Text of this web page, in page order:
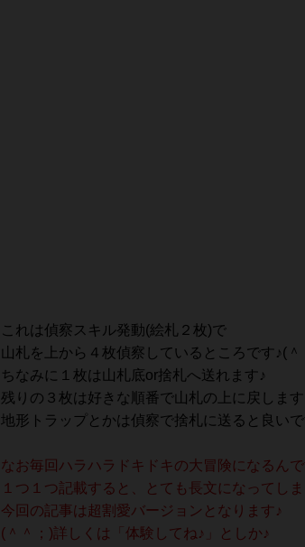
これは偵察スキル発動(絵札２枚)で
山札を上から４枚偵察しているところです♪(＾
ちなみに１枚は山札底or捨札へ送れます♪
残りの３枚は好きな順番で山札の上に戻します
地形トラップとかは偵察で捨札に送ると良いで
なお毎回ハラハラドキドキの大冒険になるん
１つ１つ記載すると、とても長文になってしま
今回の記事は超割愛バージョンとなります♪
(＾＾；)詳しくは「体験してね♪」としか♪